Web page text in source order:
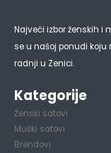
Najveći izbor ženskih i
se u našoj ponudi koju
radnji u Zenici.
Kategorije
Ženski satovi
Muški satovi
Brendovi